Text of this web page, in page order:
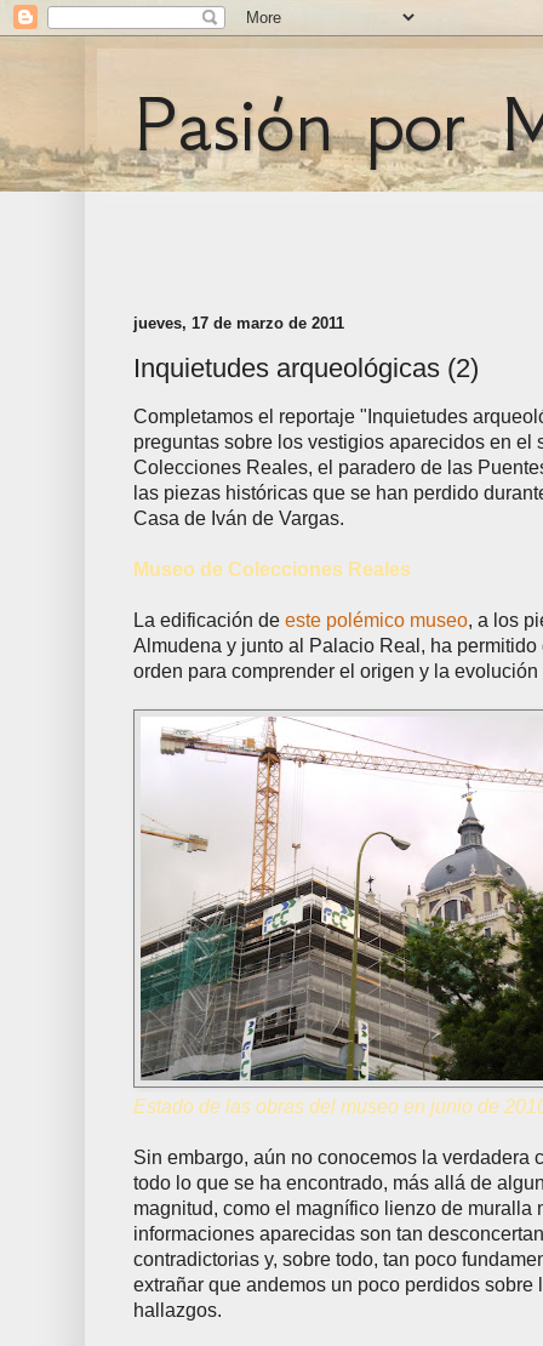
Pasión por
jueves, 17 de marzo de 2011
Inquietudes arqueológicas (2)
Completamos el reportaje "Inquietudes
preguntas sobre los vestigios aparecidos en el
Colecciones Reales, el paradero de las
las piezas históricas que se han perdido
Casa de Iván de Vargas.
Museo de Colecciones Reales
La edificación de este polémico museo, a los
Almudena y junto al Palacio Real, ha
orden para comprender el origen y la evolución
Estado de las obras del museo en junio de
Sin embargo, aún no conocemos la verdadera
todo lo que se ha encontrado, más allá de
magnitud, como el magnífico lienzo de muralla
informaciones aparecidas son tan
contradictorias y, sobre todo, tan poco
extrañar que andemos un poco perdidos sobre
hallazgos.